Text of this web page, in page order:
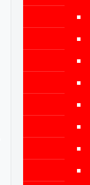
objetivo é
notícias
imparciais
atualizadas,
abrangendo
uma ampla
categorias,